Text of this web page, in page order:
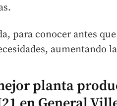
para conocer antes
aumentando
planta